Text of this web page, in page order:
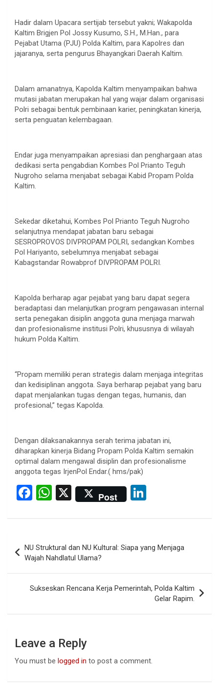
Hadir dalam Upacara sertijab tersebut yakni; Wakapolda
Kaltim Brigjen Pol Jossy Kusumo, S.H., M.Han., para
Pejabat Utama (PJU) Polda Kaltim, para Kapolres dan
jajaranya, serta pengurus Bhayangkari Daerah Kaltim.
Dalam amanatnya, Kapolda Kaltim menyampaikan bahwa
mutasi jabatan merupakan hal yang wajar dalam organisasi
Polri sebagai bentuk pembinaan karier, peningkatan kinerja,
serta penguatan kelembagaan.
Endar juga menyampaikan apresiasi dan penghargaan atas
dedikasi serta pengabdian Kombes Pol Prianto Teguh
Nugroho selama menjabat sebagai Kabid Propam Polda
Kaltim.
Sekedar diketahui, Kombes Pol Prianto Teguh Nugroho
selanjutnya mendapat jabatan baru sebagai
SESROPROVOS DIVPROPAM POLRI, sedangkan Kombes
Pol Hariyanto, sebelumnya menjabat sebagai
Kabagstandar Rowabprof DIVPROPAM POLRI.
Kapolda berharap agar pejabat yang baru dapat segera
beradaptasi dan melanjutkan program pengawasan internal
serta penegakan disiplin anggota guna menjaga marwah
dan profesionalisme institusi Polri, khususnya di wilayah
hukum Polda Kaltim.
“Propam memiliki peran strategis dalam menjaga integritas
dan kedisiplinan anggota. Saya berharap pejabat yang baru
dapat menjalankan tugas dengan tegas, humanis, dan
profesional,” tegas Kapolda.
Dengan dilaksanakannya serah terima jabatan ini,
diharapkan kinerja Bidang Propam Polda Kaltim semakin
optimal dalam mengawal disiplin dan profesionalisme
anggota tegas IrjenPol Endar.( hms/pak)
F
ce
b
o
o
k
W
at
A
p
p
X Post
ke
dI
n
navigation
NU Struktural dan NU Kultural: Siapa yang Menjaga
Wajah Nahdlatul Ulama?
Sukseskan Rencana Kerja Pemerintah, Polda Kaltim
Gelar Rapim.
Leave a Reply
You must be logged in to post a comment.